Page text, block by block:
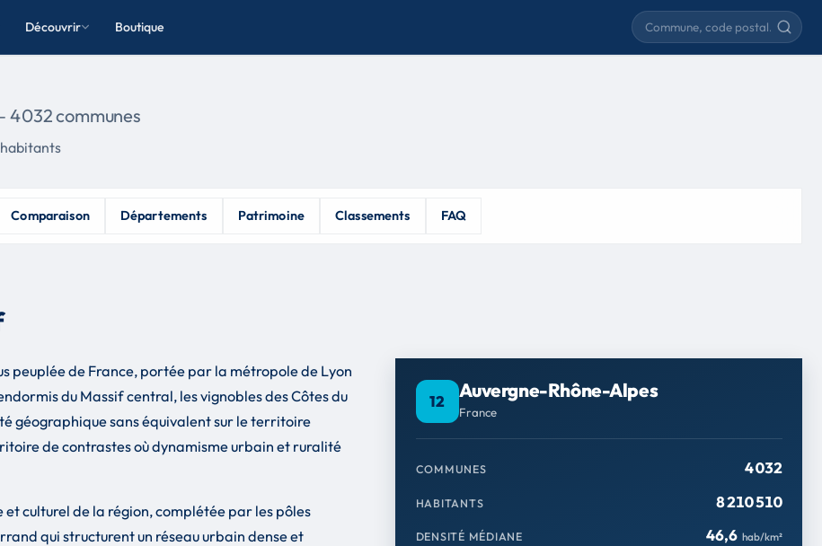
Découvrir Boutique
Rechercher une commune
4 032 communes
habitants
Comparaison Départements Patrimoine Classements FAQ
peuplée de France, portée par la métropole de Lyon
du Massif central, les vignobles des Côtes du
géographique sans équivalent sur le territoire
de contrastes où dynamisme urbain et ruralité
culturel de la région, complétée par les pôles
qui structurent un réseau urbain dense et
12 Auvergne-Rhône-Alpes
France
COMMUNES 4 032
HABITANTS 8 210 510
DENSITÉ MÉDIANE 46,6 hab/km²